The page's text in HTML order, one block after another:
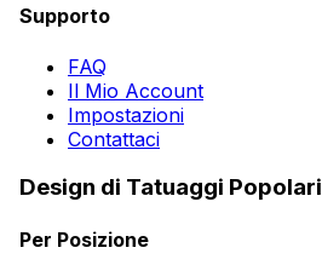
Supporto
FAQ
Il Mio Account
Impostazioni
Contattaci
Design di Tatuaggi Popolari
Per Posizione